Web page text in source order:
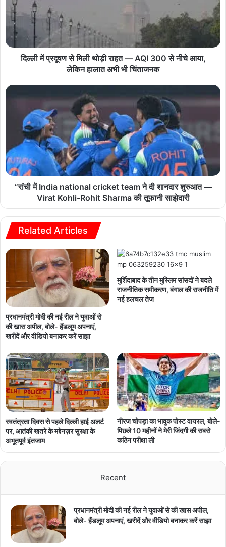
दिल्ली में प्रदूषण से मिली थोड़ी राहत — AQI 300 से नीचे आया,
लेकिन हालात अभी भी चिंताजनक
“रांची में India national cricket team ने दी शानदार शुरुआत —
Virat Kohli-Rohit Sharma की तूफानी साझेदारी
Related Articles
प्रधानमंत्री मोदी की नई रील ने युवाओं से
की खास अपील, बोले- हैंडलूम अपनाएं,
खरीदें और वीडियो बनाकर करें साझा
मुर्शिदाबाद के तीन मुस्लिम सांसदों ने बदले
राजनीतिक समीकरण, बंगाल की राजनीति में
नई हलचल तेज
स्वतंत्रता दिवस से पहले दिल्ली हाई अलर्ट
पर, आतंकी खतरे के मद्देनज़र सुरक्षा के
अभूतपूर्व इंतजाम
नीरज चोपड़ा का भावुक पोस्ट वायरल, बोले-
पिछले 10 महीनों ने मेरी जिंदगी की सबसे
कठिन परीक्षा ली
Recent
प्रधानमंत्री मोदी की नई रील ने युवाओं से की खास अपील,
बोले- हैंडलूम अपनाएं, खरीदें और वीडियो बनाकर करें साझा